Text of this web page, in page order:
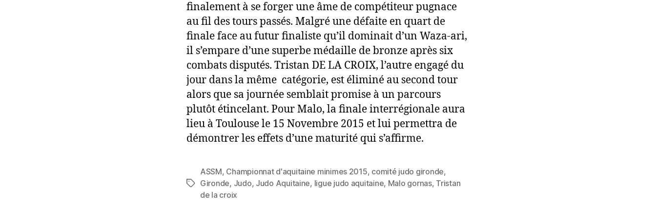
finalement à se forger une âme de compétiteur pugnace
au fil des tours passés. Malgré une défaite en quart de
finale face au futur finaliste qu’il dominait d’un Waza-ari,
il s’empare d’une superbe médaille de bronze après six
combats disputés. Tristan DE LA CROIX, l’autre engagé du
jour dans la même catégorie, est éliminé au second tour
alors que sa journée semblait promise à un parcours
plutôt étincelant. Pour Malo, la finale interrégionale aura
lieu à Toulouse le 15 Novembre 2015 et lui permettra de
démontrer les effets d’une maturité qui s’affirme.
ASSM, Championnat d'aquitaine minimes 2015, comité judo gironde,
Gironde, Judo, Judo Aquitaine, ligue judo aquitaine, Malo gornas, Tristan
de la croix